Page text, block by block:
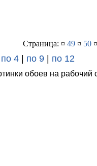
Страница: ¤ 49¤ 50¤
по 4 | по 9 | по 12
обоев на